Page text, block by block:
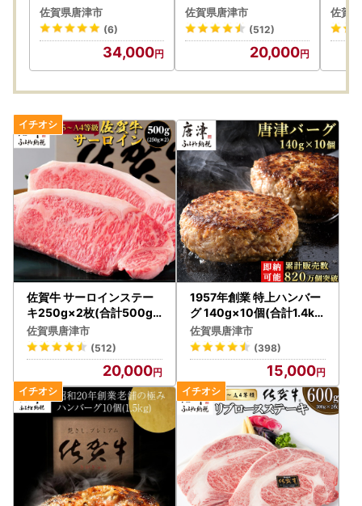
g) ステーキ
佐賀県唐津市
(6)
34,000
0g) ステーキ
佐賀県唐津市
(512)
20,000
0g×2
テー
佐賀
佐賀牛 サーロインステー
キ250g×2枚(合計500g)
ステーキ
佐賀県唐津市
(512)
20,000
1957年創業 特上ハンバー
グ 140g×10個(合計1.4kg
) ハンバーグ
佐賀県唐津市
(398)
15,000